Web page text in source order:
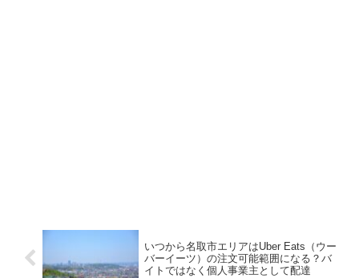
いつから名取市エリアはUber Eats（ウー
バーイーツ）の注文可能範囲になる？バ
イトではなく個人事業主として配達